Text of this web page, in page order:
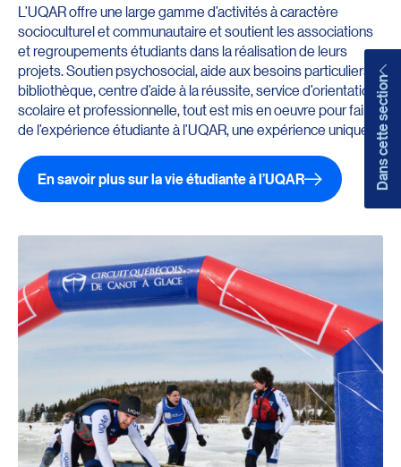
Dans cette section
L’UQAR offre une large gamme d’activités à caractère
socioculturel et communautaire et soutient les associations
et regroupements étudiants dans la réalisation de leurs
projets. Soutien psychosocial, aide aux besoins particuliers,
bibliothèque, centre d’aide à la réussite, service d’orientation
scolaire et professionnelle, tout est mis en oeuvre pour faire
de l’expérience étudiante à l’UQAR, une expérience unique!
En savoir plus sur la vie étudiante à l’UQAR
Redirection vers l’url : https://www.uqar.ca/services/vie-